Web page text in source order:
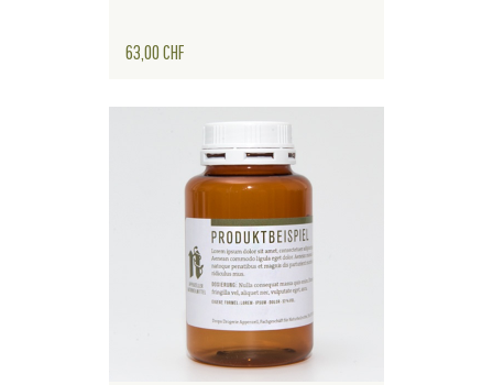
Preis
63,00 CHF